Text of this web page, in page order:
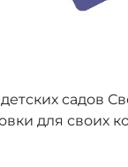
садов
для своих